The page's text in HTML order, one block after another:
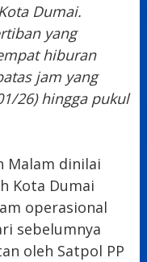
Dumai.
yang
hiburan
jam yang
26) hingga pukul
Malam dinilai
Kota Dumai
operasional
sebelumnya
oleh Satpol PP